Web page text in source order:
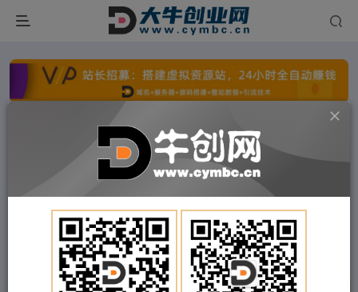
点击开通分站+ 每日收入300+
文字广告火爆招租 文字广告火爆招租
文字广告火爆招租
文字广告火爆招租 文字广告火爆招租
付费项目 冒泡网 正文